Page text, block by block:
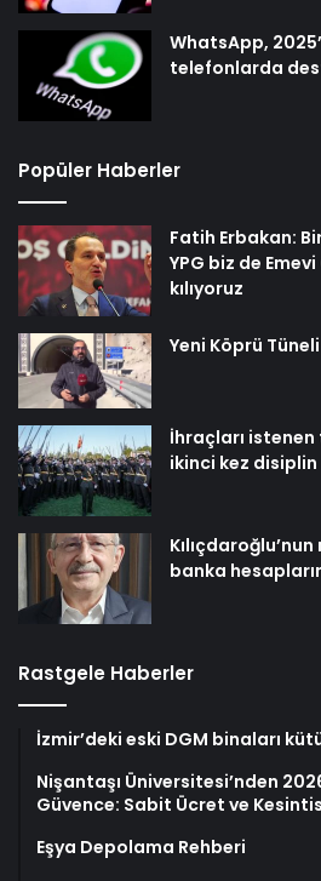
WhatsApp,
telefonlarda
Popüler Haberler
Fatih Erbakan:
YPG biz de
kılıyoruz
Yeni Köprü
İhraçları
ikinci kez
banka
Rastgele Haberler
İzmir’deki eski DGM binaları
Nişantaşı Üniversitesi’nden
Güvence: Sabit Ücret ve
Eşya Depolama Rehberi